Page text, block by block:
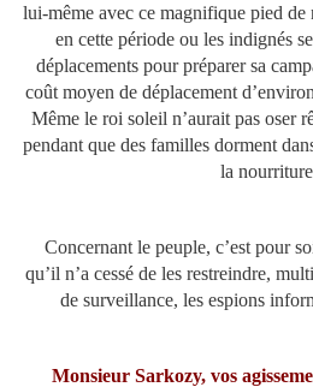
lui-même avec ce magnifique pied
en cette période ou les indignés
déplacements pour préparer sa
coût moyen de déplacement
Même le roi soleil n’aurait pas oser
pendant que des familles dorment
la
Concernant le peuple, c’est pour
qu’il n’a cessé de les restreindre,
de surveillance, les espions
Monsieur Sarkozy, vos